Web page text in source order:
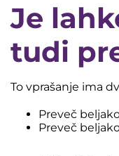
Je
tudi
To vprašanje ima
Preveč
Preveč